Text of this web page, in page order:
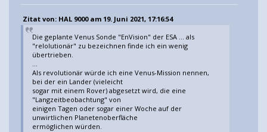
Zitat von: HAL 9000 am 19. Juni 2021, 17:16:54
Die geplante Venus Sonde "EnVision" der ESA ... als
"relolutionär" zu bezeichnen finde ich ein wenig
übertrieben.
...
Als revolutionär würde ich eine Venus-Mission nennen,
bei der ein Lander (vieleicht
sogar mit einem Rover) abgesetzt wird, die eine
"Langzeitbeobachtung" von
einigen Tagen oder sogar einer Woche auf der
unwirtlichen Planetenoberfläche
ermöglichen würden.